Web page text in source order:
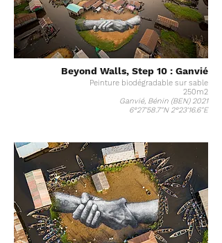
Beyond Walls, Step 10 : Ganvié
Peinture biodégradable sur sable
250m2
Ganvié, Bénin (BEN) 2021
6°27'58.7"N 2°23'16.6"E